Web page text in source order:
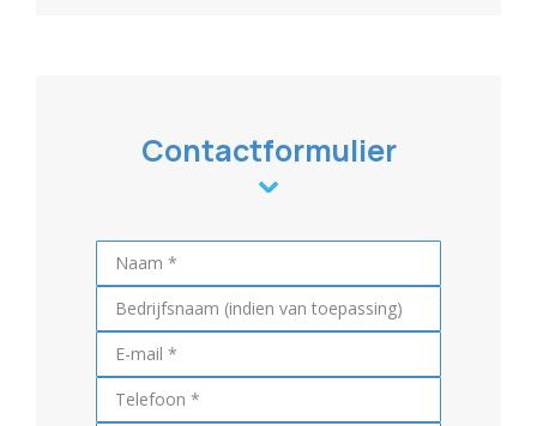
Contactformulier